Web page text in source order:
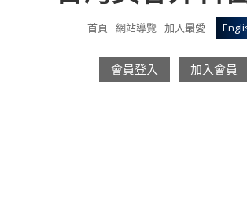
首頁 網站導覽 加入最愛
會員登入 加入會員